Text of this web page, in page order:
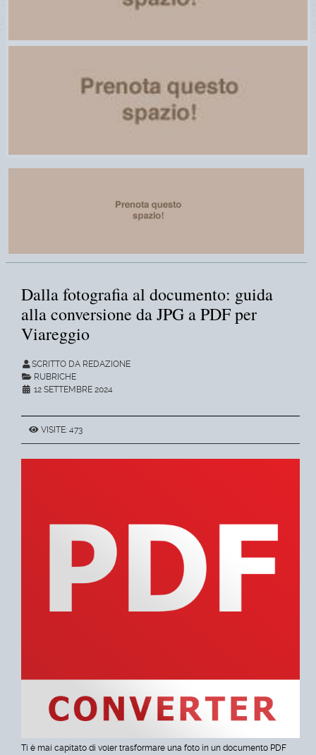
Dalla fotografia al documento: guida
alla conversione da JPG a PDF per
Viareggio
SCRITTO DA REDAZIONE
RUBRICHE
12 SETTEMBRE 2024
VISITE: 473
Ti è mai capitato di voler trasformare una foto in un documento PDF